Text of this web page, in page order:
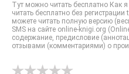
Тут можно читать бесплатно Как
читать бесплатно без
можете читать полную версию
SMS на сайте online-knigi.org
содержание, предисловие
отзывами (комментариями) о